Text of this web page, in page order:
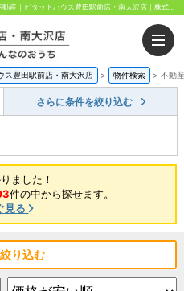
東京都 日野市大字石田 ｜日野市、八王子市の総合不動産｜ピタットハウス豊田駅前店・南大沢店｜株式会社みんなのおうち
ス豊田駅前店・南大沢店 > 物件検索 > 不動
さらに条件を絞り込む
ました！
件の中から探せます。
見る
り込む